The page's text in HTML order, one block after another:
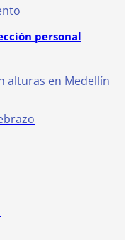
personal
alturas en Medellín